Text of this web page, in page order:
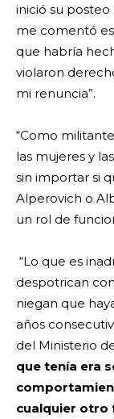
inició su posteo
me comentó
que habría
violaron
mi renuncia”.
“Como
las mujeres y
sin importar si
Alperovich o
un rol de
“Lo que es
despotrican
niegan que
años
del Ministerio
que tenía era
cualquier otro